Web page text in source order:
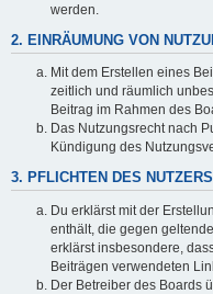
werden.
2. EINRÄUMUNG VON
Mit dem Erstellen eines
zeitlich und räumlich
Beitrag im Rahmen des
Das Nutzungsrecht nach
Kündigung des
3. PFLICHTEN DES NUTZERS
Du erklärst mit der
enthält, die gegen
erklärst insbesondere,
Beiträgen verwendeten
Der Betreiber des Boards